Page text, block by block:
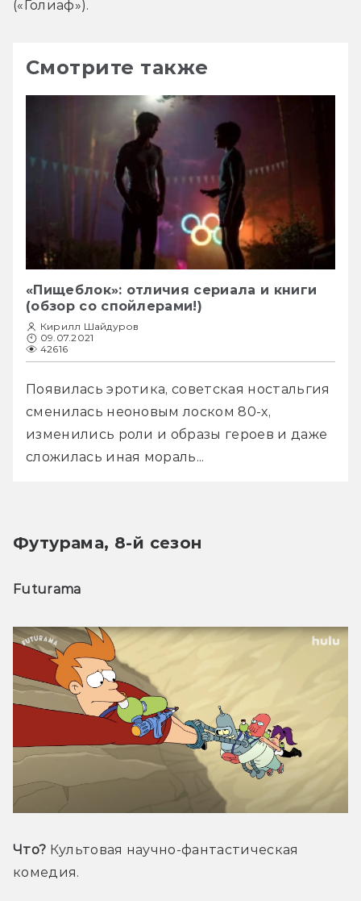
(«Голиаф»).
Смотрите также
«Пищеблок»: отличия сериала и книги
(обзор со спойлерами!)
Кирилл Шайдуров
09.07.2021
42616
Появилась эротика, советская ностальгия
сменилась неоновым лоском 80-х,
изменились роли и образы героев и даже
сложилась иная мораль...
Футурама, 8-й сезон
Futurama
Что? Культовая научно-фантастическая
комедия.